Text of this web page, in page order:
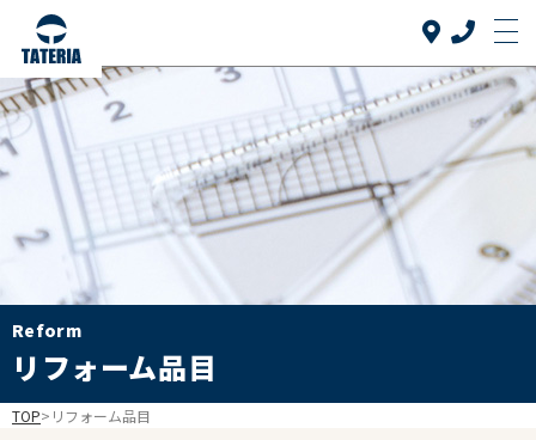
Top
トップ
当社について
About us
リフォーム品目
介護リフォーム
Works
Reform
リフォーム品目
TOP> リフォーム品目